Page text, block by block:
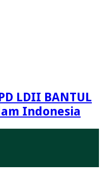
LDII BANTUL
Indonesia